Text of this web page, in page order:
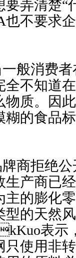
要弄清楚“
也不要求
般消费者
全不知道
质。因
的食品标签
商拒绝
生产商已
主的膨化
的天然风
表示，
只使用非